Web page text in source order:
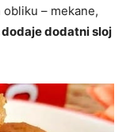
– mekane,
dodatni sloj